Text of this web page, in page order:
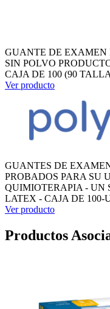
GUANTE DE EXAMEN
SIN POLVO
CAJA DE 100 (90
Ver producto
GUANTES DE
PROBADOS PARA SU
QUIMIOTERAPIA - UN
LATEX - CAJA DE 100-
Ver producto
Productos